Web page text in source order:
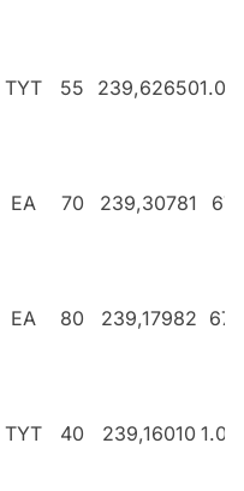
TYT 55 239,62650
EA 70 239,30781
EA 80 239,17982
TYT 40 239,16010